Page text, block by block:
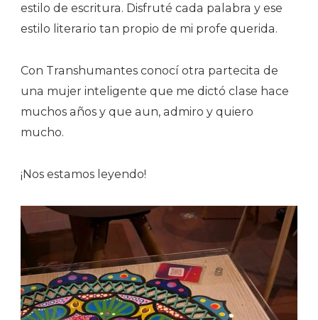
estilo de escritura. Disfruté cada palabra y ese
estilo literario tan propio de mi profe querida.
Con Transhumantes conocí otra partecita de
una mujer inteligente que me dictó clase hace
muchos años y que aun, admiro y quiero
mucho.
¡Nos estamos leyendo!